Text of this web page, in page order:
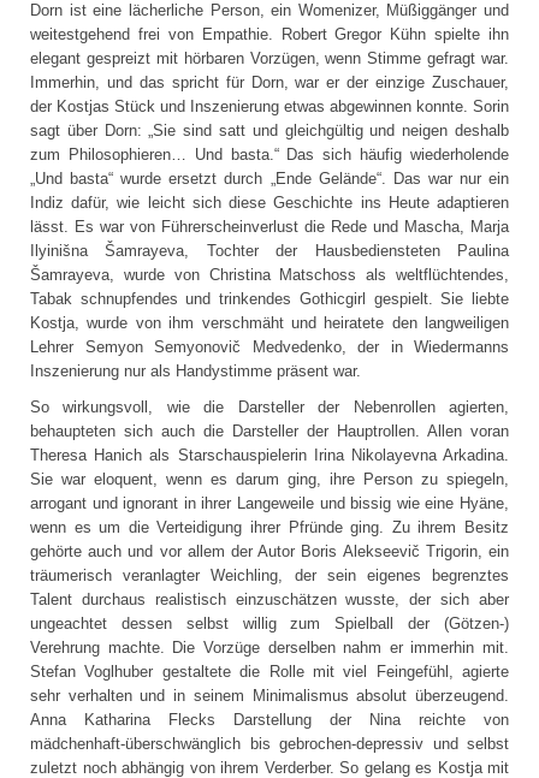
Dorn ist eine lächerliche Person, ein Womenizer, Müßiggänger und
weitestgehend frei von Empathie. Robert Gregor Kühn spielte ihn
elegant gespreizt mit hörbaren Vorzügen, wenn Stimme gefragt war.
Immerhin, und das spricht für Dorn, war er der einzige Zuschauer,
der Kostjas Stück und Inszenierung etwas abgewinnen konnte. Sorin
sagt über Dorn: „Sie sind satt und gleichgültig und neigen deshalb
zum Philosophieren… Und basta.“ Das sich häufig wiederholende
„Und basta“ wurde ersetzt durch „Ende Gelände“. Das war nur ein
Indiz dafür, wie leicht sich diese Geschichte ins Heute adaptieren
lässt. Es war von Führerscheinverlust die Rede und Mascha, Marja
Ilyinišna Šamrayeva, Tochter der Hausbediensteten Paulina
Šamrayeva, wurde von Christina Matschoss als weltflüchtendes,
Tabak schnupfendes und trinkendes Gothicgirl gespielt. Sie liebte
Kostja, wurde von ihm verschmäht und heiratete den langweiligen
Lehrer Semyon Semyonovič Medvedenko, der in Wiedermanns
Inszenierung nur als Handystimme präsent war.
So wirkungsvoll, wie die Darsteller der Nebenrollen agierten,
behaupteten sich auch die Darsteller der Hauptrollen. Allen voran
Theresa Hanich als Starschauspielerin Irina Nikolayevna Arkadina.
Sie war eloquent, wenn es darum ging, ihre Person zu spiegeln,
arrogant und ignorant in ihrer Langeweile und bissig wie eine Hyäne,
wenn es um die Verteidigung ihrer Pfründe ging. Zu ihrem Besitz
gehörte auch und vor allem der Autor Boris Alekseevič Trigorin, ein
träumerisch veranlagter Weichling, der sein eigenes begrenztes
Talent durchaus realistisch einzuschätzen wusste, der sich aber
ungeachtet dessen selbst willig zum Spielball der (Götzen-)
Verehrung machte. Die Vorzüge derselben nahm er immerhin mit.
Stefan Voglhuber gestaltete die Rolle mit viel Feingefühl, agierte
sehr verhalten und in seinem Minimalismus absolut überzeugend.
Anna Katharina Flecks Darstellung der Nina reichte von
mädchenhaft-überschwänglich bis gebrochen-depressiv und selbst
zuletzt noch abhängig von ihrem Verderber. So gelang es Kostja mit